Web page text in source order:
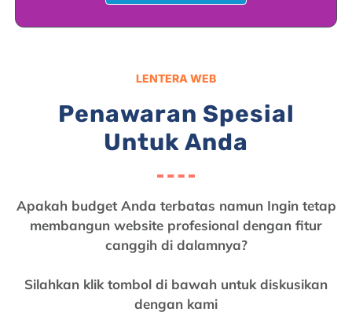
LENTERA WEB
Penawaran Spesial
Untuk Anda
Apakah budget Anda terbatas namun Ingin tetap
membangun website profesional dengan fitur
canggih di dalamnya?
Silahkan klik tombol di bawah untuk diskusikan
dengan kami